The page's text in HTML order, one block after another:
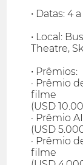
• Datas: 4
• Local:
Theatre,
• Prêmios:
· Prêmio
filme
(USD
· Prêmio
(USD
· Prêmio
filme